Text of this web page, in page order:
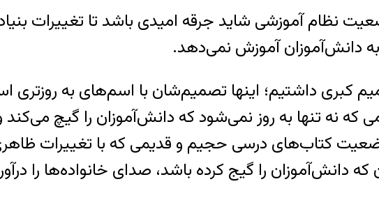
نظام آموزشی شاید جرقه امیدی باشد تا تغییرات
دانش‌آموزان آموزش نمی‌دهد.
کبری داشتیم؛ اینها تصمیم‌شان با اسم‌های به
که نه تنها به روز نمی‌شود که دانش‌آموزان را گیچ
کتاب‌های درسی حجیم و قدیمی که با تغییرات
دانش‌آموزان را گیج کرده باشد، صدای خانواده‌ها را